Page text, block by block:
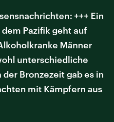
+++ Ein
Pazifik geht auf
Männer
unterschiedliche
der Bronzezeit gab es in
mit Kämpfern aus